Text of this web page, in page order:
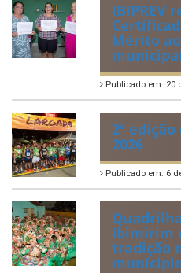
IBIPREV
Mérito
Publicado em: 20
2ª
2026
Publicado em: 6
Ibimirim
tradição